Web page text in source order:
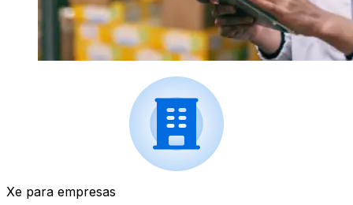
Xe para empresas